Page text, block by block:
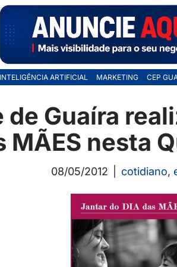
INTELIGÊNCIA ARTIFICIAL MARKETING CEP
de Guaíra
MÃES nesta
08/05/2012 cotidiano,